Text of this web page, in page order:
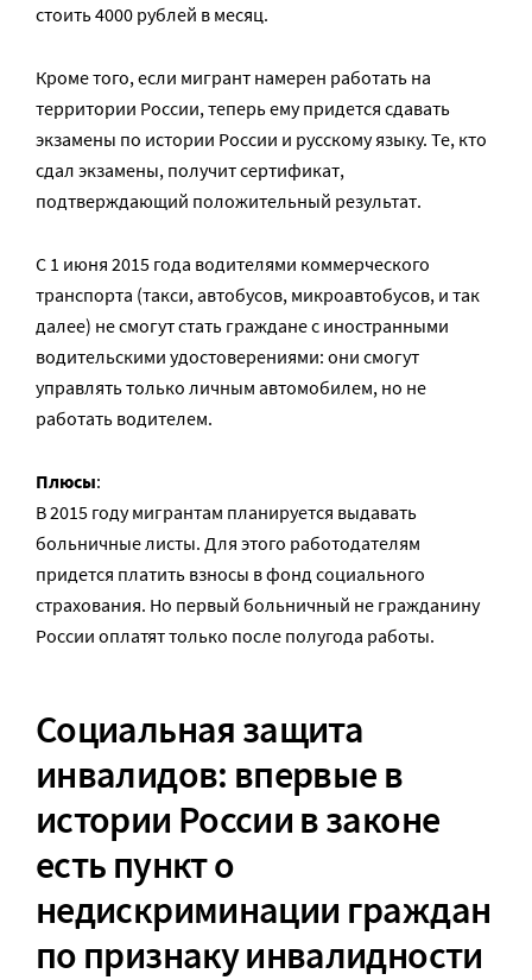
стоить 4000 рублей в месяц.
Кроме того, если мигрант намерен работать на
территории России, теперь ему придется сдавать
экзамены по истории России и русскому языку. Те, кто
сдал экзамены, получит сертификат,
подтверждающий положительный результат.
С 1 июня 2015 года водителями коммерческого
транспорта (такси, автобусов, микроавтобусов, и так
далее) не смогут стать граждане с иностранными
водительскими удостоверениями: они смогут
управлять только личным автомобилем, но не
работать водителем.
Плюсы:
В 2015 году мигрантам планируется выдавать
больничные листы. Для этого работодателям
придется платить взносы в фонд социального
страхования. Но первый больничный не гражданину
России оплатят только после полугода работы.
Социальная защита
инвалидов: впервые в
истории России в законе
есть пункт о
недискриминации граждан
по признаку инвалидности